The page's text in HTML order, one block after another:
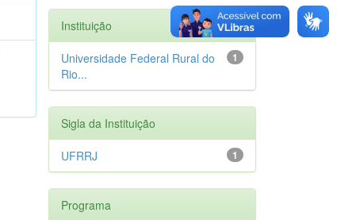
Instituição
1
Universidade Federal Rural do
Rio...
Sigla da Instituição
1
UFRRJ
Programa